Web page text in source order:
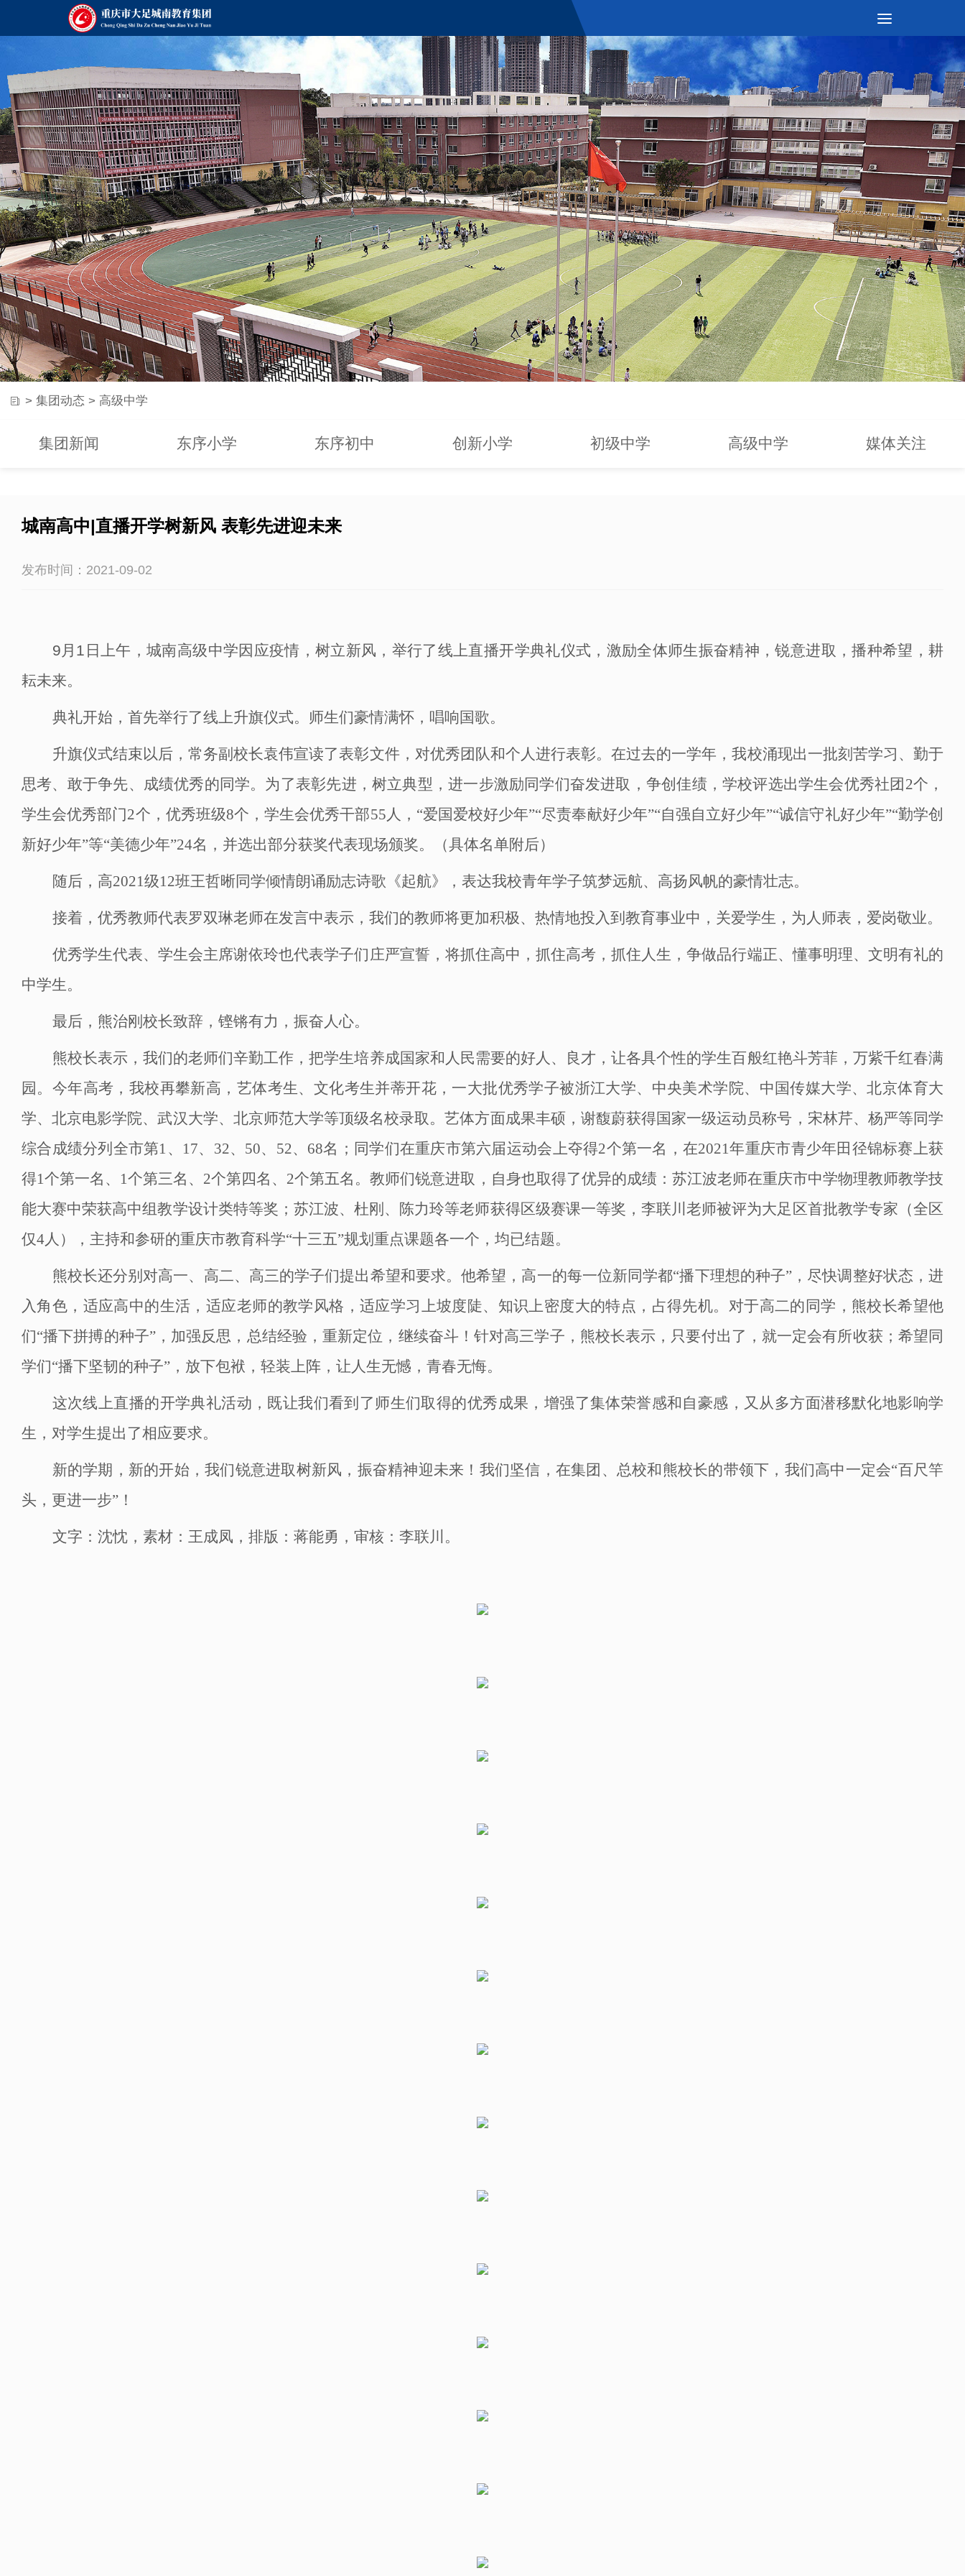
集团新闻 东序小学 东序初中 创新小学 初级中学 高级中学 媒体关注
> 集团动态 > 高级中学
城南高中|直播开学树新风 表彰先进迎未来
发布时间：2021-09-02
9月1日上午，城南高级中学因应疫情，树立新风，举行了线上直播开学典礼仪式，激励全体师生振奋精神，锐意进取，播种希望，耕
耘未来。
典礼开始，首先举行了线上升旗仪式。师生们豪情满怀，唱响国歌。
升旗仪式结束以后，常务副校长袁伟宣读了表彰文件，对优秀团队和个人进行表彰。在过去的一学年，我校涌现出一批刻苦学习、勤于
思考、敢于争先、成绩优秀的同学。为了表彰先进，树立典型，进一步激励同学们奋发进取，争创佳绩，学校评选出学生会优秀社团 2个，
学生会优秀部门2个，优秀班级8个，学生会优秀干部55人，“爱国爱校好少年”“尽责奉献好少年”“自强自立好少年”“诚信守礼好少年”“勤学创
新好少年”等“美德少年”24名，并选出部分获奖代表现场颁奖。（具体名单附后）
随后，高2021级12班王哲晰同学倾情朗诵励志诗歌《起航》，表达我校青年学子筑梦远航、高扬风帆的豪情壮志。
接着，优秀教师代表罗双琳老师在发言中表示，我们的教师将更加积极、热情地投入到教育事业中，关爱学生，为人师表，爱岗敬业。
优秀学生代表、学生会主席谢依玲也代表学子们庄严宣誓，将抓住高中，抓住高考，抓住人生，争做品行端正、懂事明理、文明有礼的
中学生。
最后，熊治刚校长致辞，铿锵有力，振奋人心。
熊校长表示，我们的老师们辛勤工作，把学生培养成国家和人民需要的好人、良才，让各具个性的学生百般红艳斗芳菲，万紫千红春满
园。今年高考，我校再攀新高，艺体考生、文化考生并蒂开花，一大批优秀学子被浙江大学、中央美术学院、中国传媒大学、北京体育大
学、北京电影学院、武汉大学、北京师范大学等顶级名校录取。艺体方面成果丰硕，谢馥蔚获得国家一级运动员称号，宋林芹、杨严等同学
综合成绩分列全市第1、17、32、50、52、68名；同学们在重庆市第六届运动会上夺得2个第一名，在2021年重庆市青少年田径锦标赛上获
得1个第一名、1个第三名、2个第四名、2个第五名。教师们锐意进取，自身也取得了优异的成绩：苏江波老师在重庆市中学物理教师教学技
能大赛中荣获高中组教学设计类特等奖；苏江波、杜刚、陈力玲等老师获得区级赛课一等奖，李联川老师被评为大足区首批教学专家（全区
仅4人），主持和参研的重庆市教育科学“十三五”规划重点课题各一个，均已结题。
熊校长还分别对高一、高二、高三的学子们提出希望和要求。他希望，高一的每一位新同学都“播下理想的种子”，尽快调整好状态，进
入角色，适应高中的生活，适应老师的教学风格，适应学习上坡度陡、知识上密度大的特点，占得先机。对于高二的同学，熊校长希望他
们“播下拼搏的种子”，加强反思，总结经验，重新定位，继续奋斗！针对高三学子，熊校长表示，只要付出了，就一定会有所收获；希望同
学们“播下坚韧的种子”，放下包袱，轻装上阵，让人生无憾，青春无悔。
这次线上直播的开学典礼活动，既让我们看到了师生们取得的优秀成果，增强了集体荣誉感和自豪感，又从多方面潜移默化地影响学
生，对学生提出了相应要求。
新的学期，新的开始，我们锐意进取树新风，振奋精神迎未来！我们坚信，在集团、总校和熊校长的带领下，我们高中一定会“百尺竿
头，更进一步”！
文字：沈忱，素材：王成凤，排版：蒋能勇，审核：李联川。